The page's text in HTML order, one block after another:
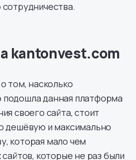
kantonvest.com
том, насколько
данная платформа
своего сайта, стоит
дешёвую и максимально
которая мало чем
сайтов, которые не раз были